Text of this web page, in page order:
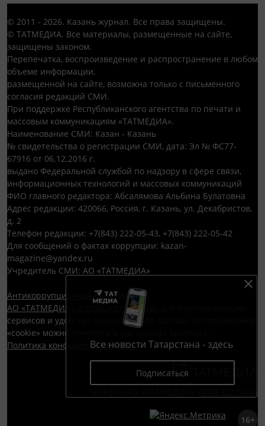
Все новости Татарстана - здесь
Подписаться
© 2011 - 2026. Казань журнал. Все права защищены.
© ТАТМЕДИА. Все материалы, размещенные на сайте,
защищены законом.
Перепечатка, воспроизведение и распространение в любом
объеме информации,
размещенной на сайте, возможна только с письменного
согласия редакций СМИ.
При поддержке Республиканского агентства по печати и
массовым коммуникациям «ТАТМЕДИА».
Наименование СМИ: Казан - Казань
№ свидетельства о регистрации СМИ, дата: Эл № ФС77-
67916 от 06.12.2016 г.
выдано Федеральной службой по надзору в сфере связи,
информационных технологий и массовых коммуникаций
ФИО главного редактора: Абсалямова Альбина Булатовна
Адрес редакции: 420066, Россия, г. Казань, ул. Декабристов,
д. 2
Телефон редакции: +7(843) 222-05-43, +7(843) 222-05-42
Для сообщений о фактах коррупции: kazan-
magazine@yandex.ru
Учредитель СМИ: АО «ТАТМЕДИА»
Антикоррупционная политика
АО «ТАТМЕДИА» использует «cookie»
сервисов и удобства пользователей сайтом. Использование
«cookie» можно отменить в настройках браузера.
Политика конфиденциальности
(843) 222 09 84
16+